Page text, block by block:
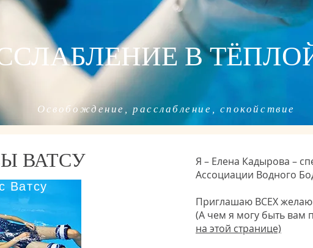
В
Освобождение, расслабление, спокойствие
ВАТСУ
Ватсу
Я – Елена Кадырова –
Ассоциации Водного
Приглашаю ВСЕХ
(А чем я могу быть вам
на этой странице)